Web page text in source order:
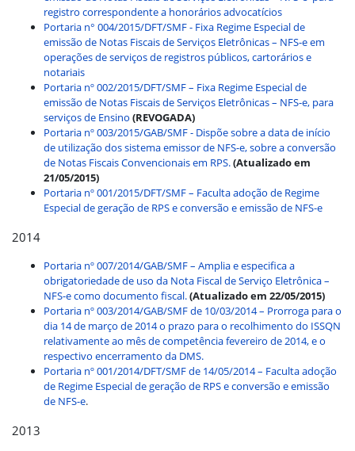
registro correspondente a honorários advocatícios
Portaria n° 004/2015/DFT/SMF - Fixa Regime Especial de
emissão de Notas Fiscais de Serviços Eletrônicas – NFS-e em
operações de serviços de registros públicos, cartorários e
notariais
Portaria nº 002/2015/DFT/SMF – Fixa Regime Especial de
emissão de Notas Fiscais de Serviços Eletrônicas – NFS-e, para
serviços de Ensino (REVOGADA)
Portaria nº 003/2015/GAB/SMF - Dispõe sobre a data de início
de utilização dos sistema emissor de NFS-e, sobre a conversão
de Notas Fiscais Convencionais em RPS.(Atualizado em
21/05/2015)
Portaria nº 001/2015/DFT/SMF – Faculta adoção de Regime
Especial de geração de RPS e conversão e emissão de NFS-e
2014
Portaria nº 007/2014/GAB/SMF – Amplia e especifica a
obrigatoriedade de uso da Nota Fiscal de Serviço Eletrônica –
NFS-e como documento fiscal.(Atualizado em 22/05/2015)
Portaria nº 003/2014/GAB/SMF de 10/03/2014 – Prorroga para o
dia 14 de março de 2014 o prazo para o recolhimento do ISSQN
relativamente ao mês de competência fevereiro de 2014, e o
respectivo encerramento da DMS.
Portaria nº 001/2014/DFT/SMF de 14/05/2014 – Faculta adoção
de Regime Especial de geração de RPS e conversão e emissão
de NFS-e.
2013